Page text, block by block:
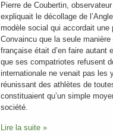
Pierre de Coubertin,
expliquait le décollage de
modèle social qui accordait
Convaincu que la seule
française était d’en faire autant
que ses compatriotes refusent
internationale ne venait pas les
réunissant des athlètes de
constituaient qu’un simple
société.
Lire la suite »